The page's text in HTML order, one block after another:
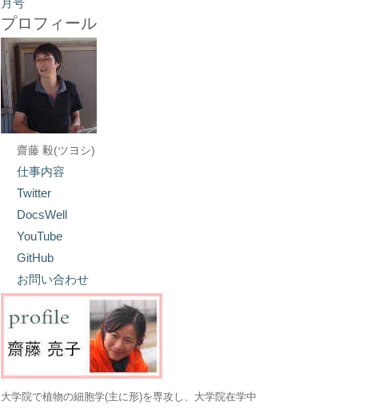
プロフィール
齋藤 毅(ツヨシ)
仕事内容
Twitter
DocsWell
YouTube
GitHub
お問い合わせ
大学院で植物の細胞学(主に形)を専攻し、大学院在学中